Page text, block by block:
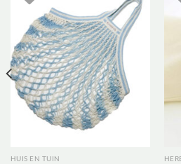
HUIS EN TUIN